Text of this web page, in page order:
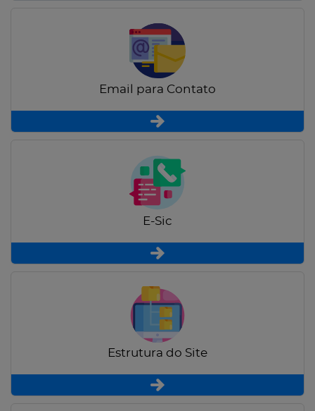
Email para Contato
E-Sic
Estrutura do Site